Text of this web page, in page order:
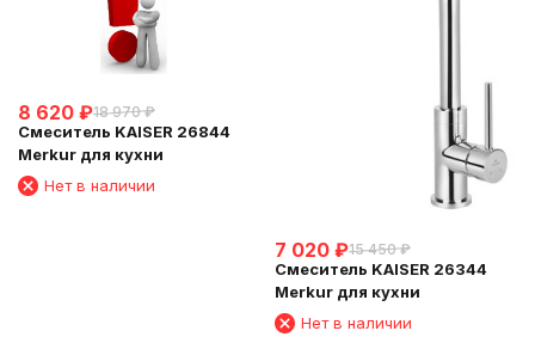
8 620 ₽18 970 ₽
Смеситель KAISER 26844
Merkur для кухни
Нет в наличии
7 020 ₽15 450 ₽
Смеситель KAISER 26344
Merkur для кухни
Нет в наличии